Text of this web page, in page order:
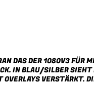
DAS DER 1080V3 FÜR
IN BLAU/SILBER
VERSTÄRKT.